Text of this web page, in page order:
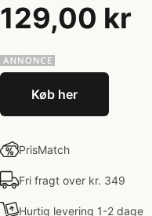
129,00 kr
Køb her
PrisMatch
Fri fragt over kr. 349
Hurtig levering 1-2 dage